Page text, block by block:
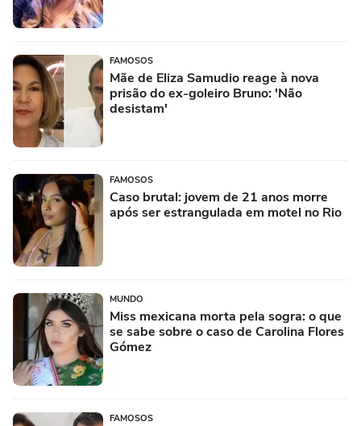
FAMOSOS
Mãe de Eliza Samudio reage à nova
prisão do ex-goleiro Bruno: 'Não
desistam'
FAMOSOS
Caso brutal: jovem de 21 anos morre
após ser estrangulada em motel no Rio
MUNDO
Miss mexicana morta pela sogra: o que
se sabe sobre o caso de Carolina Flores
Gómez
FAMOSOS